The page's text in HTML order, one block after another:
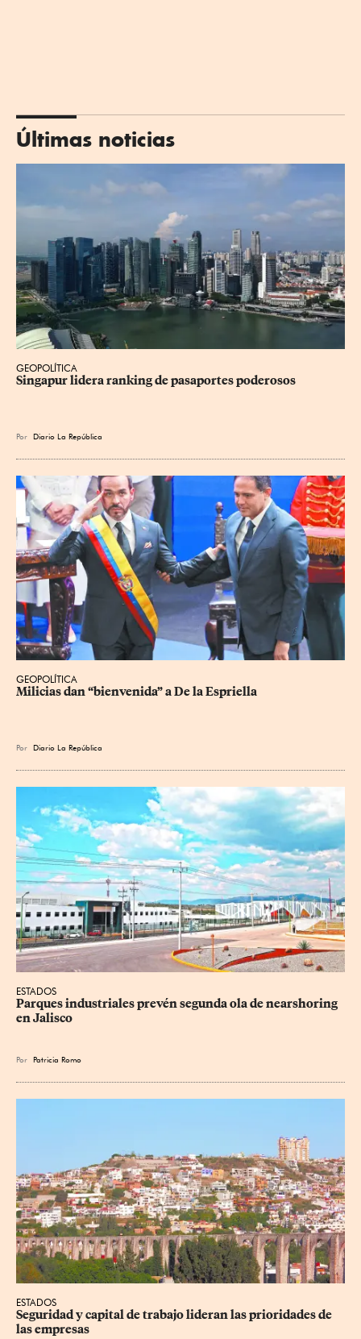
Últimas noticias
GEOPOLÍTICA
Singapur lidera ranking de pasaportes poderosos
Por Diario La República
GEOPOLÍTICA
Milicias dan “bienvenida” a De la Espriella
Por Diario La República
ESTADOS
Parques industriales prevén segunda ola de nearshoring
en Jalisco
Por Patricia Romo
ESTADOS
Seguridad y capital de trabajo lideran las prioridades de
las empresas